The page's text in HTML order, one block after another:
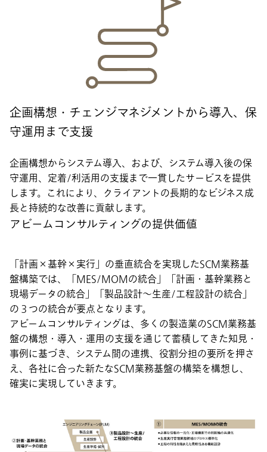
企画構想・チェンジマネジメントから導入、保
守運用まで支援
企画構想からシステム導入、および、システム導入後の保
守運用、定着/利活用の支援まで一貫したサービスを提供
します。これにより、クライアントの長期的なビジネス成
長と持続的な改善に貢献します。
アビームコンサルティングの提供価値
「計画×基幹×実行」の垂直統合を実現したSCM業務基
盤構築では、「MES/MOMの統合」「計画・基幹業務と
現場データの統合」「製品設計～生産/工程設計の統合」
の３つの統合が要点となります。
アビームコンサルティングは、多くの製造業のSCM業務基
盤の構想・導入・運用の支援を通じて蓄積してきた知見・
事例に基づき、システム間の連携、役割分担の要所を押さ
え、各社に合った新たなSCM業務基盤の構築を構想し、
確実に実現していきます。